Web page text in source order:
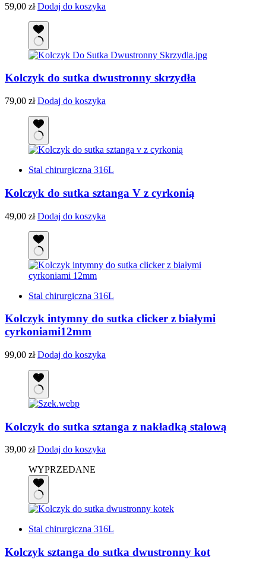
59,00 zł Dodaj do koszyka
Kolczyk do sutka dwustronny skrzydła
79,00 zł Dodaj do koszyka
Stal chirurgiczna 316L
Kolczyk do sutka sztanga V z cyrkonią
49,00 zł Dodaj do koszyka
Stal chirurgiczna 316L
Kolczyk intymny do sutka clicker z białymi
cyrkoniami12mm
99,00 zł Dodaj do koszyka
Kolczyk do sutka sztanga z nakładką stalową
39,00 zł Dodaj do koszyka
WYPRZEDANE
Stal chirurgiczna 316L
Kolczyk sztanga do sutka dwustronny kot